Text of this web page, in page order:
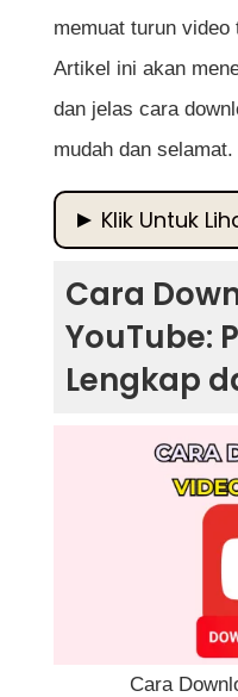
memuat turun video
Artikel ini akan
dan jelas cara
mudah dan selamat.
Klik Untuk
Lengkap dan
Kenapa Perlu
(Tanpa Aplikasi)
1.
2.
Cara Download
Perisian Komputer
Cara
YouTube:
Lengkap
Cara